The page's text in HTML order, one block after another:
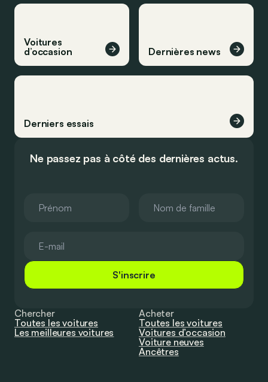
Voitures
d’occasion
Dernières news
Derniers essais
Ne passez pas à côté des dernières actus.
S'inscrire
Chercher
Toutes les voitures
Les meilleures voitures
Acheter
Toutes les voitures
Voitures d’occasion
Voiture neuves
Ancêtres